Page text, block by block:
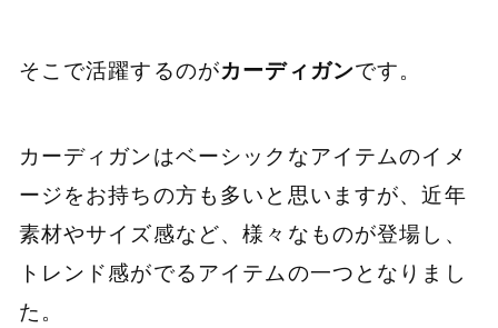
そこで活躍するのがカーディガンです。
カーディガンはベーシックなアイテムのイメ
ージをお持ちの方も多いと思いますが、近年
素材やサイズ感など、様々なものが登場し、
トレンド感がでるアイテムの一つとなりまし
た。